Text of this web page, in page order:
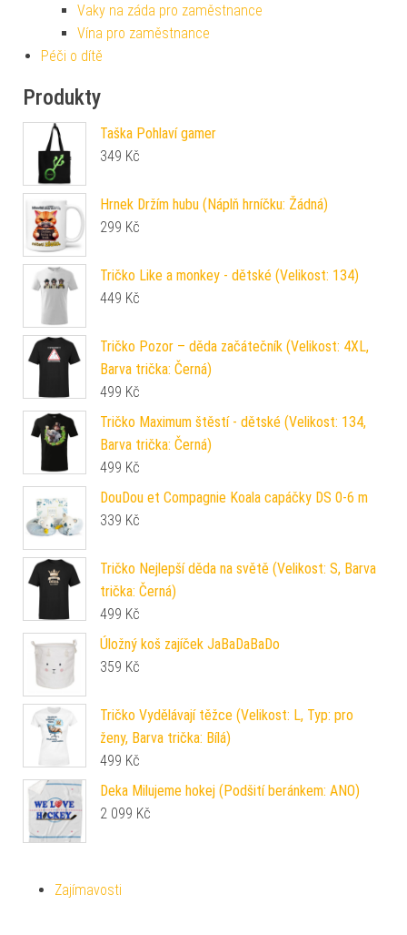
Vaky na záda pro zaměstnance
Vína pro zaměstnance
Péči o dítě
Produkty
Taška Pohlaví gamer
349 Kč
Hrnek Držím hubu (Náplň hrníčku: Žádná)
299 Kč
Tričko Like a monkey - dětské (Velikost: 134)
449 Kč
Tričko Pozor – děda začátečník (Velikost: 4XL,
Barva trička: Černá)
499 Kč
Tričko Maximum štěstí - dětské (Velikost: 134,
Barva trička: Černá)
499 Kč
DouDou et Compagnie Koala capáčky DS 0-6 m
339 Kč
Tričko Nejlepší děda na světě (Velikost: S, Barva
trička: Černá)
499 Kč
Úložný koš zajíček JaBaDaBaDo
359 Kč
Tričko Vydělávají těžce (Velikost: L, Typ: pro
ženy, Barva trička: Bílá)
499 Kč
Deka Milujeme hokej (Podšití beránkem: ANO)
2 099 Kč
Zajímavosti